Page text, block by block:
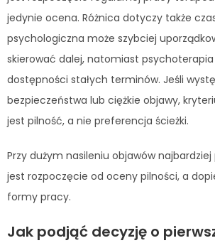
jedynie ocena. Różnica dotyczy także
psychologiczna może szybciej
skierować dalej, natomiast
dostępności stałych terminów. Jeśli
bezpieczeństwa lub ciężkie objawy,
jest pilność, a nie preferencja ścieżki.
Przy dużym nasileniu objawów
jest rozpoczęcie od oceny pilności, a
formy pracy.
Jak podjąć decyzję o